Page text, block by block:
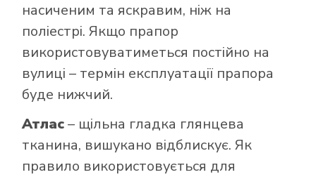
насиченим та яскравим, ніж на
поліестрі. Якщо прапор
використовуватиметься постійно на
вулиці – термін експлуатації прапора
буде нижчий.
Атлас– щільна гладка глянцева
тканина, вишукано відблискує. Як
правило використовується для